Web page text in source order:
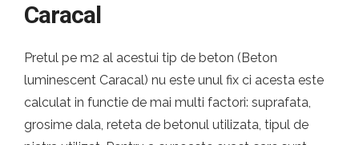
Caracal
Pretul pe m2 al acestui tip de beton (Beton
luminescent Caracal) nu este unul fix ci acesta este
calculat in functie de mai multi factori: suprafata,
grosime dala, reteta de betonul utilizata, tipul de